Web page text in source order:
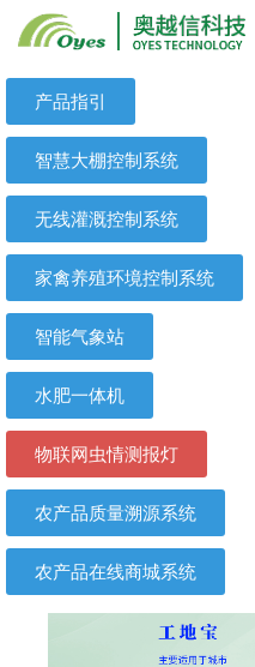
产品指引
智慧大棚控制系统
无线灌溉控制系统
家禽养殖环境控制系统
智能气象站
水肥一体机
物联网虫情测报灯
农产品质量溯源系统
农产品在线商城系统